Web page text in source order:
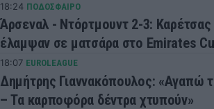
18:24 ΠΟΔΟΣΦΑΙΡΟ
Άρσεναλ - Ντόρτμουντ 2-3: Καρέτσας
έλαμψαν σε ματσάρα στο Emirates
18:07 EUROLEAGUE
Δημήτρης Γιαννακόπουλος: «Αγαπώ
– Τα καρποφόρα δέντρα χτυπούν»